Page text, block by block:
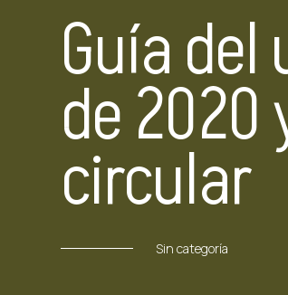
Guía
de 2020
circular
Sin categoría